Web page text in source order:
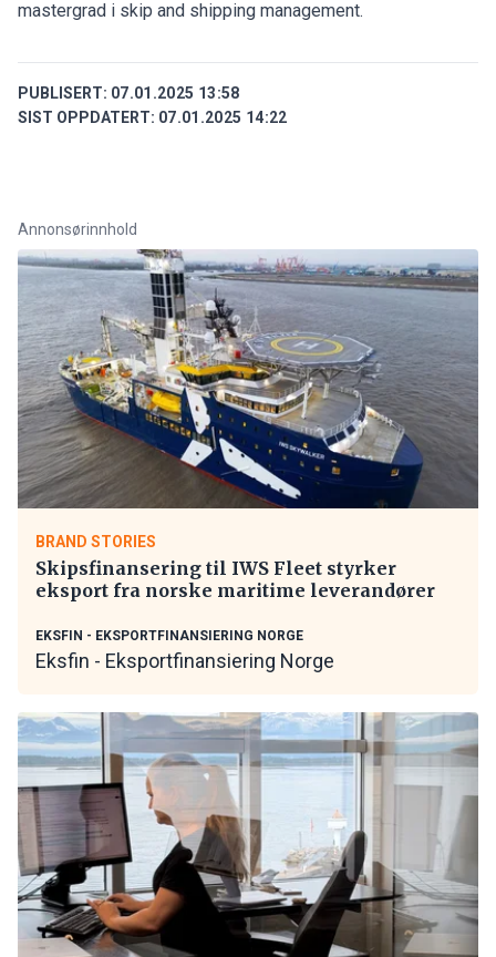
mastergrad i skip and shipping management.
PUBLISERT: 07.01.2025 13:58
SIST OPPDATERT: 07.01.2025 14:22
Annonsørinnhold
BRAND STORIES
Skipsfinansering til IWS Fleet styrker
eksport fra norske maritime leverandører
EKSFIN - EKSPORTFINANSIERING NORGE
Eksfin - Eksportfinansiering Norge